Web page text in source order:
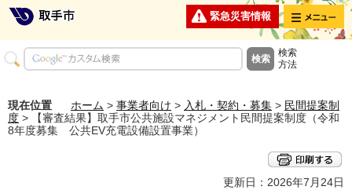
緊急災害情報 メニュー
検索
方法
現在位置 ホーム > 事業者向け > 入札・契約・募集 > 民間提案制
度 > 【審査結果】取手市公共施設マネジメント民間提案制度（令和
8年度募集 公共EV充電設備設置事業）
更新日：2026年7月24日